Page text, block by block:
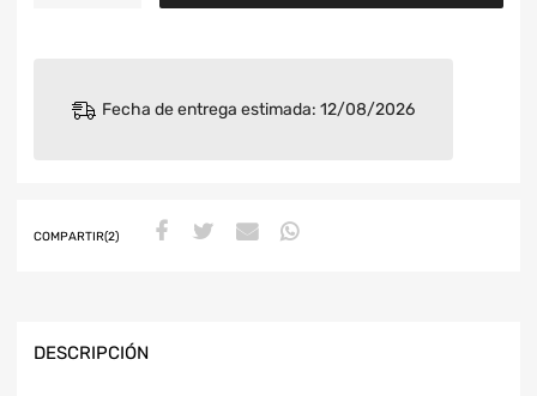
Fecha de entrega estimada: 12/08/2026
COMPARTIR(2)
DESCRIPCIÓN